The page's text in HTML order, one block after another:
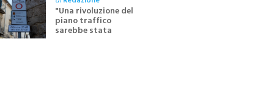
diRedazione
"Una rivoluzione del
piano traffico
sarebbe stata